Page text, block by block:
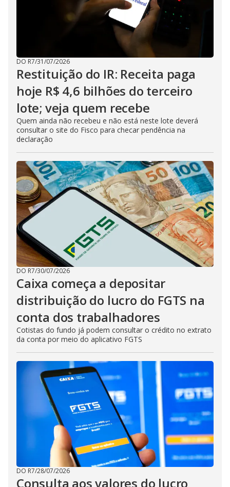
DO R7/31/07/2026
Restituição do IR: Receita paga
hoje R$ 4,6 bilhões do terceiro
lote; veja quem recebe
Quem ainda não recebeu e não está neste lote deverá
consultar o site do Fisco para checar pendência na
declaração
DO R7/30/07/2026
Caixa começa a depositar
distribuição do lucro do FGTS na
conta dos trabalhadores
Cotistas do fundo já podem consultar o crédito no extrato
da conta por meio do aplicativo FGTS
DO R7/28/07/2026
Consulta aos valores do lucro